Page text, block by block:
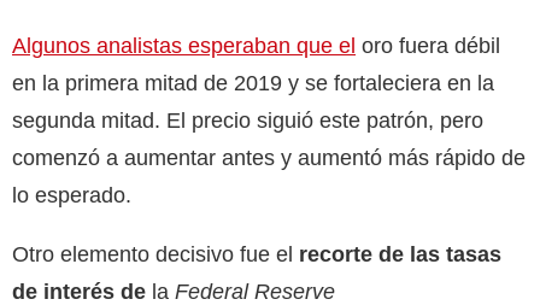
Algunos analistas esperaban que el oro fuera débil
en la primera mitad de 2019 y se fortaleciera en la
segunda mitad. El precio siguió este patrón, pero
comenzó a aumentar antes y aumentó más rápido de
lo esperado.
Otro elemento decisivo fue el recorte de las tasas
de interés de la Federal Reserve